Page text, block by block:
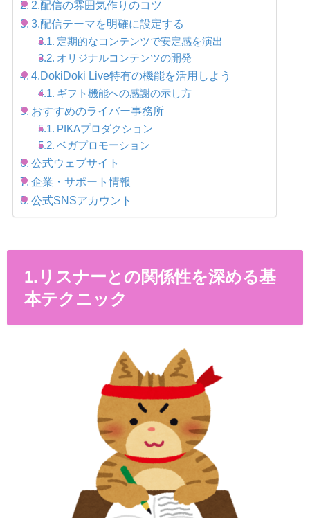
2.配信の雰囲気作りのコツ
3.配信テーマを明確に設定する
定期的なコンテンツで安定感を演出
オリジナルコンテンツの開発
4.DokiDoki Live特有の機能を活用しよう
ギフト機能への感謝の示し方
おすすめのライバー事務所
PIKAプロダクション
ベガプロモーション
公式ウェブサイト
企業・サポート情報
公式SNSアカウント
1.リスナーとの関係性を深める基
本テクニック